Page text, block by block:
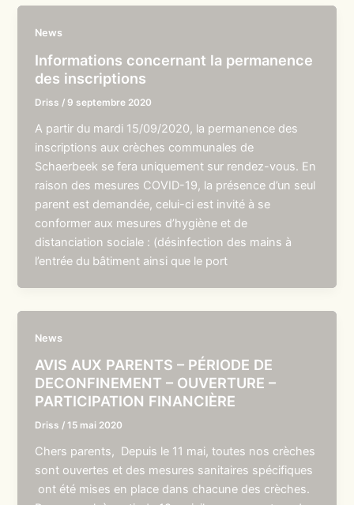
News
Informations concernant la permanence
des inscriptions
Driss / 9 septembre 2020
A partir du mardi 15/09/2020, la permanence des
inscriptions aux crèches communales de
Schaerbeek se fera uniquement sur rendez-vous. En
raison des mesures COVID-19, la présence d’un seul
parent est demandée, celui-ci est invité à se
conformer aux mesures d’hygiène et de
distanciation sociale : (désinfection des mains à
l’entrée du bâtiment ainsi que le port
News
AVIS AUX PARENTS – PÉRIODE DE
DECONFINEMENT – OUVERTURE –
PARTICIPATION FINANCIÈRE
Driss /15 mai 2020
Chers parents, Depuis le 11 mai, toutes nos crèches
sont ouvertes et des mesures sanitaires spécifiques
ont été mises en place dans chacune des crèches.